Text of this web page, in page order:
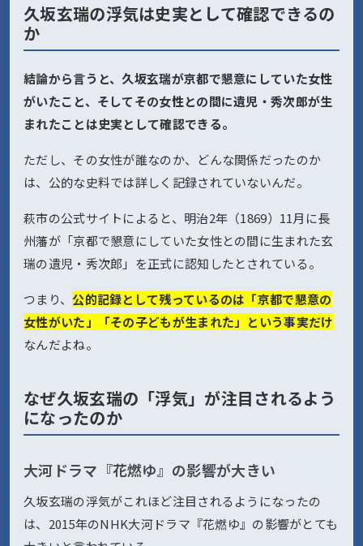
久坂玄瑞の浮気は史実として確認できるの
か
結論から言うと、久坂玄瑞が京都で懇意にしていた女性
がいたこと、そしてその女性との間に遺児・秀次郎が生
まれたことは史実として確認できる。
ただし、その女性が誰なのか、どんな関係だったのか
は、公的な史料では詳しく記録されていないんだ。
萩市の公式サイトによると、明治2年（1869）11月に長
州藩が「京都で懇意にしていた女性との間に生まれた玄
瑞の遺児・秀次郎」を正式に認知したとされている。
つまり、 公的記録として残っているのは「京都で懇意の
女性がいた」「その子どもが生まれた」という事実だけ
なんだよね。
なぜ久坂玄瑞の「浮気」が注目されるよう
になったのか
大河ドラマ『花燃ゆ』の影響が大きい
久坂玄瑞の浮気がこれほど注目されるようになったの
は、2015年のNHK大河ドラマ『花燃ゆ』の影響がとても